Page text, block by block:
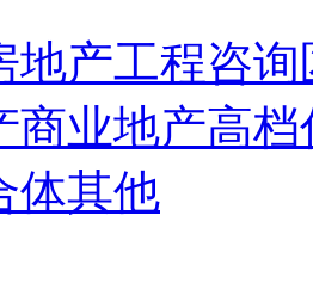
地产工程咨询
商业地产高档
体其他